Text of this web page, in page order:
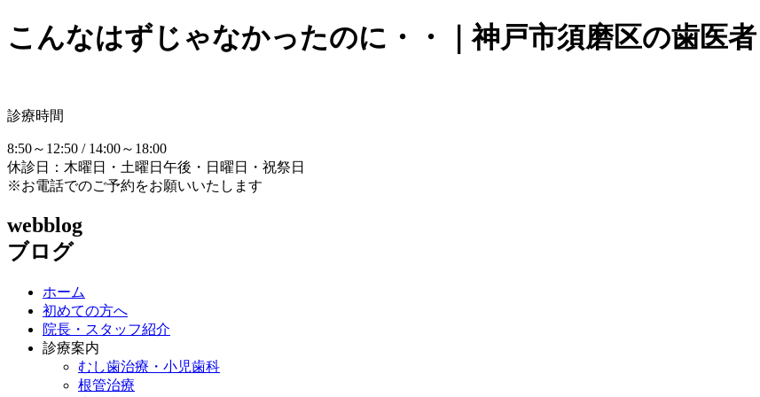
こんなはずじゃなかったのに・・｜神戸市須磨区の歯医者
診療時間
8:50～12:50 / 14:00～18:00
休診日：木曜日・土曜日午後・日曜日・祝祭日
※お電話でのご予約をお願いいたします
webblog
ブログ
ホーム
初めての方へ
院長・スタッフ紹介
診療案内
むし歯治療・小児歯科
根管治療